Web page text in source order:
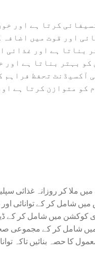
کرتا ہے اور
اور قوت میں اضافہ
بناتا ہے اور غذائی
کو بہتر بناتا ہے اور
آکسیڈنٹ تحفظ فراہم
کو متوازن کرتا ہے
میں ملا کر روزانہ غذائی
شامل کر کے توانائی
ڈی کوکشن میں شامل کر کے
شامل کر کے مجموعی صحت
کا حصہ بنائیں تاکہ